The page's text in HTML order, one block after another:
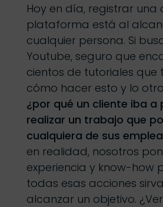
Hoy en día, registrar una
plataforma está al
cualquier persona. Si
Youtube, seguro que
cientos de tutoriales que
cómo hacer esto y lo
¿por qué un cliente iba a
realizar un trabajo que
cualquiera de sus
en realidad, nosotros
experiencia y know-how
todas esas acciones
alcanzar un objetivo.